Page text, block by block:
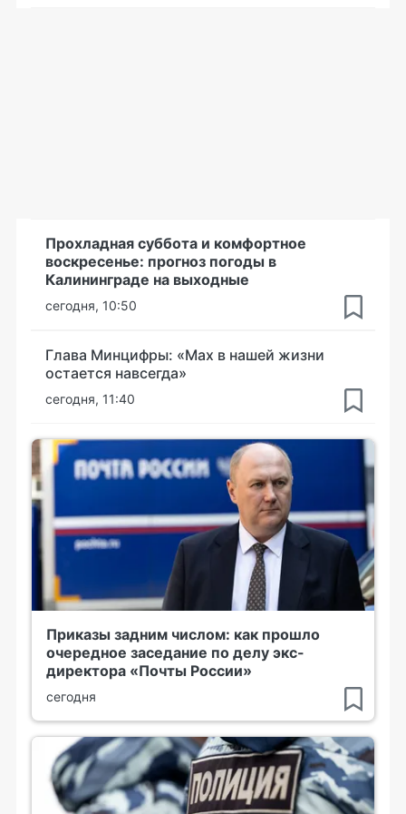
Прохладная суббота и комфортное
воскресенье: прогноз погоды в
Калининграде на выходные
сегодня, 10:50
Глава Минцифры: «Мах в нашей жизни
остается навсегда»
сегодня, 11:40
Приказы задним числом: как прошло
очередное заседание по делу экс-
директора «Почты России»
сегодня